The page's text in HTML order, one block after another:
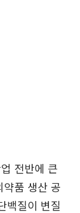
전반에 큰
약품 생산 공
백질이 변질